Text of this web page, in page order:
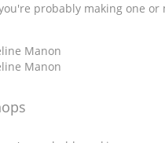
probably making one or